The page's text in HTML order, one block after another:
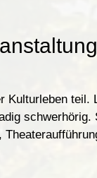
Kulturleben teil.
,